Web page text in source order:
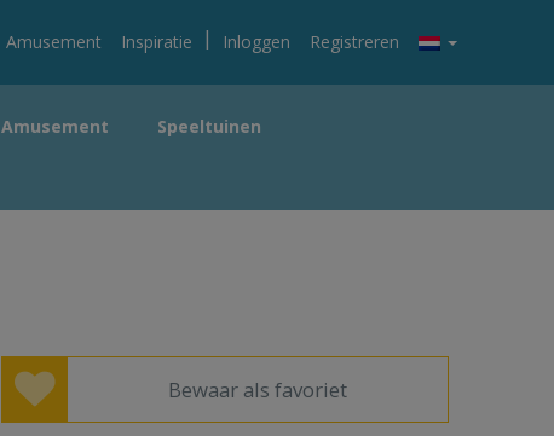
Amusement Inspiratie | Inloggen Registreren
Amusement
Speeltuinen
Bewaar als favoriet